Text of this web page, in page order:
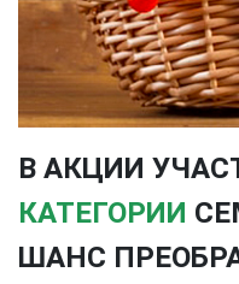
В АКЦИИ
КАТЕГОРИИ
ШАНС